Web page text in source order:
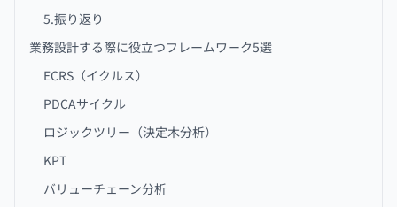
5.振り返り
業務設計する際に役立つフレームワーク5選
ECRS（イクルス）
PDCAサイクル
ロジックツリー（決定木分析）
KPT
バリューチェーン分析